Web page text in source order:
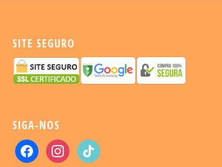
SITE SEGURO
SIGA-NOS